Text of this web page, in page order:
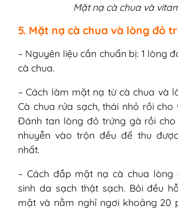
Mặt nạ cà chua và
5. Mặt nạ cà chua và lòng đỏ
– Nguyên liệu cần chuẩn bị: 1 lòng
cà chua.
– Cách làm mặt nạ từ cà chua và
Cà chua rửa sạch, thái nhỏ rồi cho
Đánh tan lòng đỏ trứng gà rồi
nhuyễn vào trộn đều để thu
nhất.
– Cách đắp mặt nạ cà chua lòng
sinh da sạch thật sạch. Bôi đều
mặt và nằm nghỉ ngơi khoảng 20